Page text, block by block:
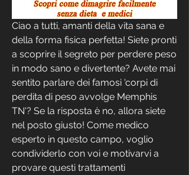
Ciao a tutti, amanti della vita sana e
della forma fisica perfetta! Siete pronti
a scoprire il segreto per perdere peso
in modo sano e divertente? Avete mai
sentito parlare dei famosi 'corpi di
perdita di peso avvolge Memphis
TN'? Se la risposta è no, allora siete
nel posto giusto! Come medico
esperto in questo campo, voglio
condividerlo con voi e motivarvi a
provare questi trattamenti